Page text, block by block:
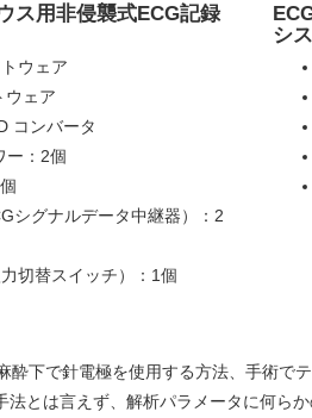
ス用非侵襲式ECG記録
ウェア
ウェア
コンバータ
ー：2個
シグナルデータ中継器）：2
切替スイッチ）：1個
シ
酔下で針電極を使用する方法、手術で
法とは言えず、解析パラメータに何ら